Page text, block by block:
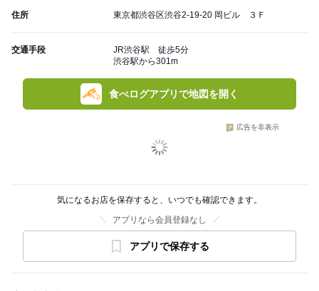
住所 東京都渋谷区渋谷2-19-20 岡ビル ３Ｆ
交通手段
JR渋谷駅 徒歩5分
渋谷駅から301m
食べログアプリで地図を開く
広告を非表示
気になるお店を保存すると、いつでも確認できます。
アプリなら会員登録なし
アプリで保存する